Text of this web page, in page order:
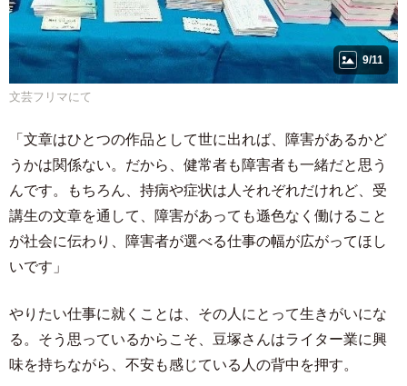
9/11
文芸フリマにて
「文章はひとつの作品として世に出れば、障害があるかど
うかは関係ない。だから、健常者も障害者も一緒だと思う
んです。もちろん、持病や症状は人それぞれだけれど、受
講生の文章を通して、障害があっても遜色なく働けること
が社会に伝わり、障害者が選べる仕事の幅が広がってほし
いです」
やりたい仕事に就くことは、その人にとって生きがいにな
る。そう思っているからこそ、豆塚さんはライター業に興
味を持ちながら、不安も感じている人の背中を押す。